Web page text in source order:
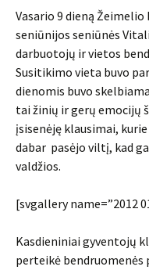
Vasario 9 dieną
seniūnijos seniūnės
darbuotojų ir vietos
Susitikimo vieta buvo
dienomis buvo
tai žinių ir gerų emocijų
įsisenėję klausimai,
dabar pasėjo viltį, kad
valdžios.
[svgallery name=”2012
Kasdieniniai gyventojų
perteikė bendruomenės